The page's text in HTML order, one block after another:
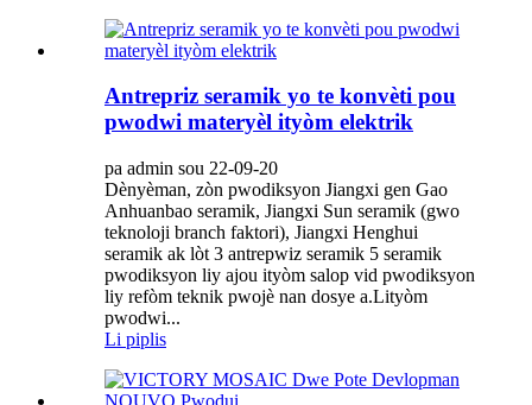
Antrepriz seramik yo te konvèti pou
pwodwi materyèl ityòm elektrik
pa admin sou 22-09-20
Dènyèman, zòn pwodiksyon Jiangxi gen Gao
Anhuanbao seramik, Jiangxi Sun seramik (gwo
teknoloji branch faktori), Jiangxi Henghui
seramik ak lòt 3 antrepwiz seramik 5 seramik
pwodiksyon liy ajou ityòm salop vid pwodiksyon
liy refòm teknik pwojè nan dosye a.Lityòm
pwodwi...
Li piplis